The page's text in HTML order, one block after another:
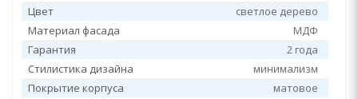
Цвет
светлое дерево
Материал фасада
МДФ
Гарантия
2 года
Стилистика дизайна
минимализм
Покрытие корпуса
матовое